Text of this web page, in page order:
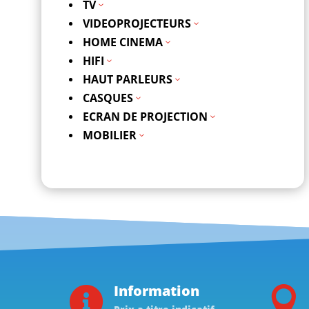
TV 3
VIDEOPROJECTEURS 3
HOME CINEMA 3
HIFI 3
HAUT PARLEURS 3
CASQUES 3
ECRAN DE PROJECTION 3
MOBILIER 3
 Information 